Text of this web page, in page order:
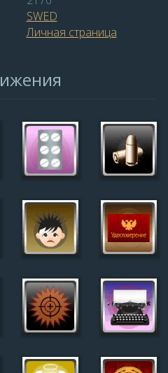
SWED
Личная страница